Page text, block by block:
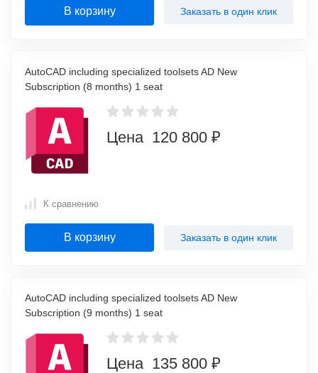
В корзину Заказать в один клик
AutoCAD including specialized toolsets AD New
Subscription (8 months) 1 seat
Цена 120 800 ₽
К сравнению
В корзину Заказать в один клик
AutoCAD including specialized toolsets AD New
Subscription (9 months) 1 seat
Цена 135 800 ₽